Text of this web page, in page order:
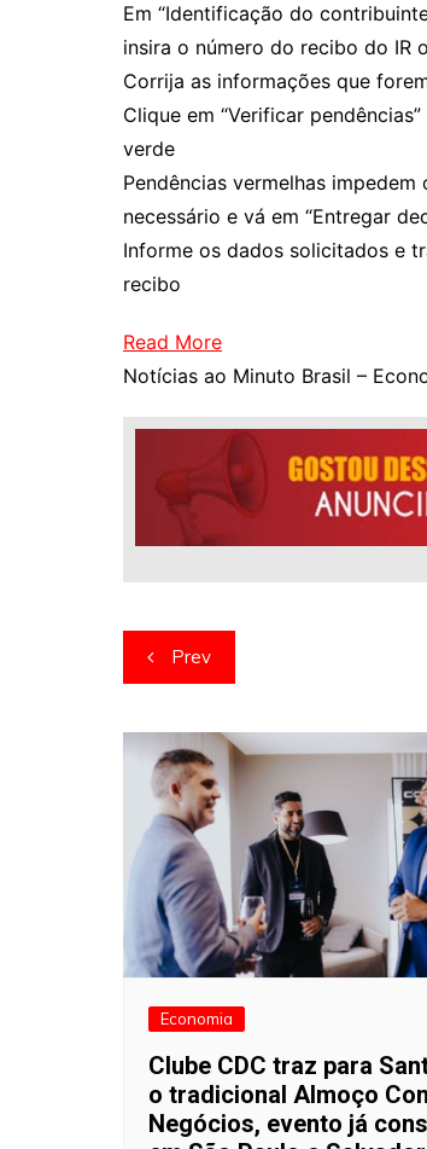
Em “Identificação do
insira o número do recibo do IR
Corrija as informações que
Clique em “Verificar
verde
Pendências vermelhas
necessário e vá em “Entregar
Informe os dados solicitados e
recibo
Read More
Notícias ao Minuto Brasil –
Navegação
de
artigos
Prev
Economia
Clube CDC traz para
o tradicional Almoço
Negócios, evento já